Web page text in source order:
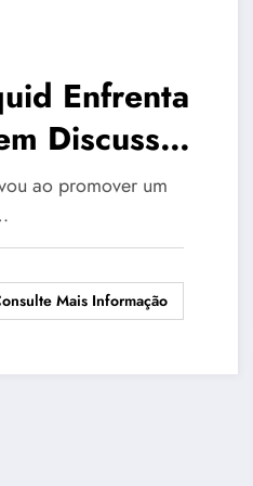
Enfrenta
Discussão
ao promover um
Mais Informação